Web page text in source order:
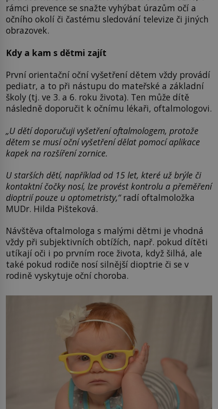
rámci prevence se snažte vyhýbat úrazům očí a
očního okolí či častému sledování televize či jiných
obrazovek.
Kdy a kam s dětmi zajít
První orientační oční vyšetření dětem vždy provádí
pediatr, a to při nástupu do mateřské a základní
školy (tj. ve 3. a 6. roku života). Ten může dítě
následně doporučit k očnímu lékaři, oftalmologovi.
„U dětí doporučuji vyšetření oftalmologem, protože
dětem se musí oční vyšetření dělat pomocí aplikace
kapek na rozšíření zornice.
U starších dětí, například od 15 let, které už brýle či
kontaktní čočky nosí, lze provést kontrolu a přeměření
dioptrií pouze u optometristy,“radí oftalmoložka
MUDr. Hilda Pišteková.
Návštěva oftalmologa s malými dětmi je vhodná
vždy při subjektivních obtížích, např. pokud dítěti
utíkají oči i po prvním roce života, když šilhá, ale
také pokud rodiče nosí silnější dioptrie či se v
rodině vyskytuje oční choroba.